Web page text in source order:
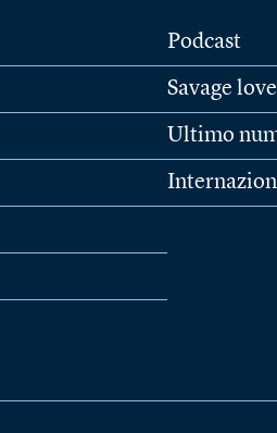
Podcast
Savage love
Ultimo